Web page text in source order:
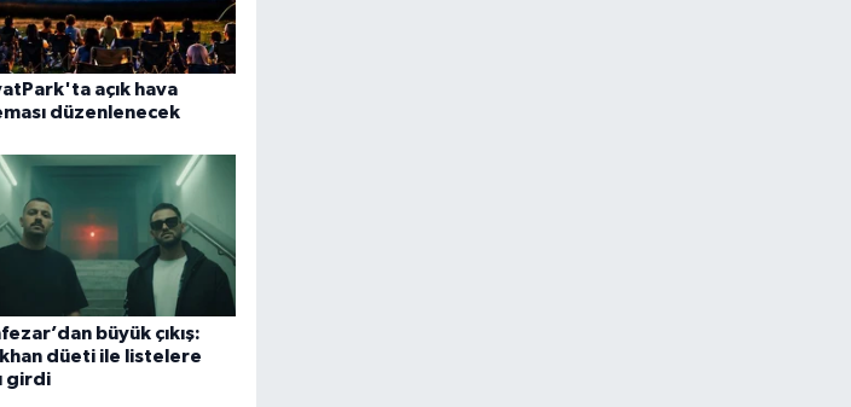
açık hava
düzenlenecek
büyük çıkış:
düeti ile listelere
girdi